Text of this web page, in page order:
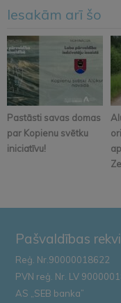
Iesakām arī šo
Pastāsti savas domas
par Kopienu svētku
iniciatīvu!
Pašvaldības
Reģ. Nr.90000018622
PVN reģ. Nr. LV
AS „SEB banka”